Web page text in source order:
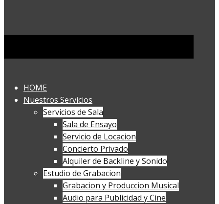
HOME
Nuestros Servicios
Servicios de Sala
Sala de Ensayo
Servicio de Locacion
Concierto Privado
Alquiler de Backline y Sonido
Estudio de Grabacion
Grabacion y Produccion Musical
Audio para Publicidad y Cine